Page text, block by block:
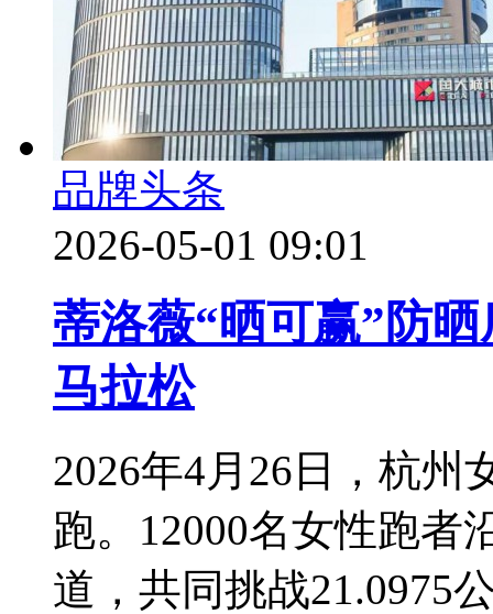
品牌头条
2026-05-01 09:01
蒂洛薇“晒可赢”防
马拉松
2026年4月26日，杭州
跑。12000名女性跑者
道，共同挑战21.0975